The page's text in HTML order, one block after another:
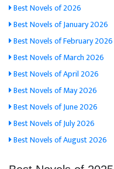
Best Novels of 2026
Best Novels of January 2026
Best Novels of February 2026
Best Novels of March 2026
Best Novels of April 2026
Best Novels of May 2026
Best Novels of June 2026
Best Novels of July 2026
Best Novels of August 2026